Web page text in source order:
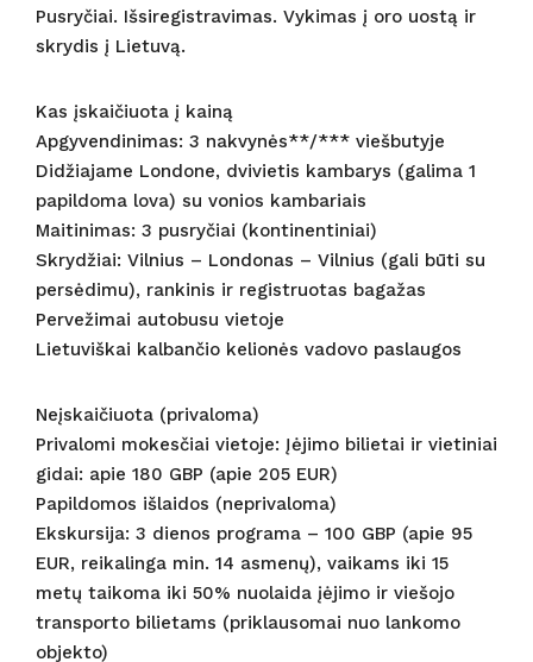
Pusryčiai. Išsiregistravimas. Vykimas į oro uostą ir
skrydis į Lietuvą.
Kas įskaičiuota į kainą
Apgyvendinimas: 3 nakvynės**/*** viešbutyje
Didžiajame Londone, dvivietis kambarys (galima 1
papildoma lova) su vonios kambariais
Maitinimas: 3 pusryčiai (kontinentiniai)
Skrydžiai: Vilnius – Londonas – Vilnius (gali būti su
persėdimu), rankinis ir registruotas bagažas
Pervežimai autobusu vietoje
Lietuviškai kalbančio kelionės vadovo paslaugos
Neįskaičiuota (privaloma)
Privalomi mokesčiai vietoje: Įėjimo bilietai ir vietiniai
gidai: apie 180 GBP (apie 205 EUR)
Papildomos išlaidos (neprivaloma)
Ekskursija: 3 dienos programa – 100 GBP (apie 95
EUR, reikalinga min. 14 asmenų), vaikams iki 15
metų taikoma iki 50% nuolaida įėjimo ir viešojo
transporto bilietams (priklausomai nuo lankomo
objekto)